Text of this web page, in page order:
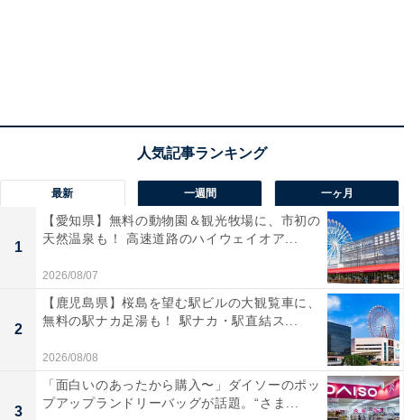
最新 一週間 一ヶ月
1
【愛知県】無料の動物園＆観光牧場に、市初の
天然温泉も！ 高速道路のハイウェイオア...
2026/08/07
2
【鹿児島県】桜島を望む駅ビルの大観覧車に、
無料の駅ナカ足湯も！ 駅ナカ・駅直結ス...
2026/08/08
3
「面白いのあったから購入〜」ダイソーのポッ
プアップランドリーバッグが話題。“さま...